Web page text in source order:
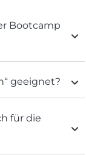
Bootcamp
geeignet?
für die